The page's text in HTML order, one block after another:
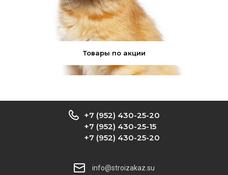
Товары по акции
+7 (952) 430-25-20
+7 (952) 430-25-15
+7 (952) 430-25-20
info@stroizakaz.su